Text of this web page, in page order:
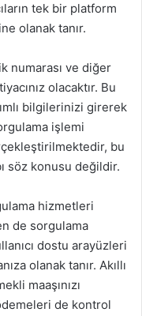
tek bir platform
olanak tanır.
numarası ve diğer
olacaktır. Bu
bilgilerinizi girerek
işlemi
bu
söz konusu değildir.
hizmetleri
de sorgulama
dostu arayüzleri
olanak tanır. Akıllı
maaşınızı
de kontrol